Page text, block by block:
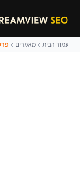
עמוד הבית מאמרים